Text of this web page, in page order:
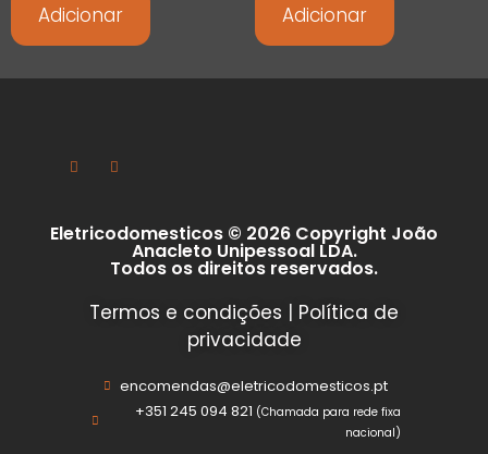
Adicionar Adicionar
Eletricodomesticos © 2026 Copyright João
Anacleto Unipessoal LDA.
Todos os direitos reservados.
Termos e condições | Política de
privacidade
encomendas@eletricodomesticos.pt
+351 245 094 821 (Chamada para rede fixa
nacional)